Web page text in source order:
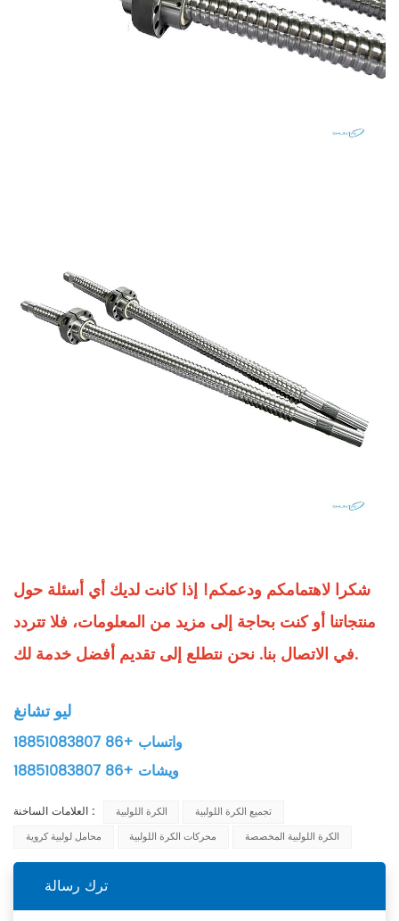
شكرا لاهتمامكم ودعمكم! إذا كانت لديك أي أسئلة حول
منتجاتنا أو كنت بحاجة إلى مزيد من المعلومات، فلا تتردد
في الاتصال بنا. نحن نتطلع إلى تقديم أفضل خدمة لك.
ليو تشانغ
واتساب +86 18851083807
ويشات +86 18851083807
العلامات الساخنة : الكرة اللولبية
تجميع الكرة اللولبية
محامل لولبية كروية
محركات الكرة اللولبية الكرة اللولبية المخصصة
ترك رسالة